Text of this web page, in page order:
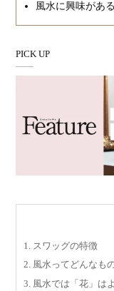
風水に興味があ
PICK UP
1.
スワッグの特徴
2. 風水ってどんなも
3. 風水では「花」は